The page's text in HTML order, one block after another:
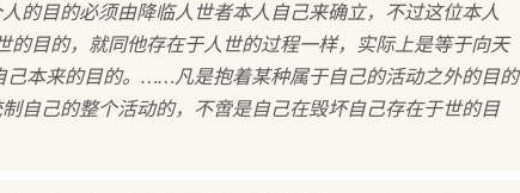
的目的必须由降临人世者本人自己来确立，不过这位本人
目的，就同他存在于人世的过程一样，实际上是等于向天
己本来的目的。……凡是抱着某种属于自己的活动之外的目的
自己的整个活动的，不啻是自己在毁坏自己存在于世的目